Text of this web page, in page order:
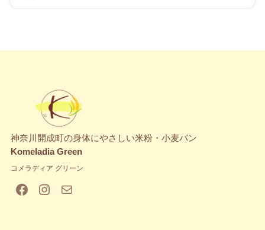
神奈川開成町の身体にやさしい米粉・小麦パン
Komeladia Green
コメラディア グリーン